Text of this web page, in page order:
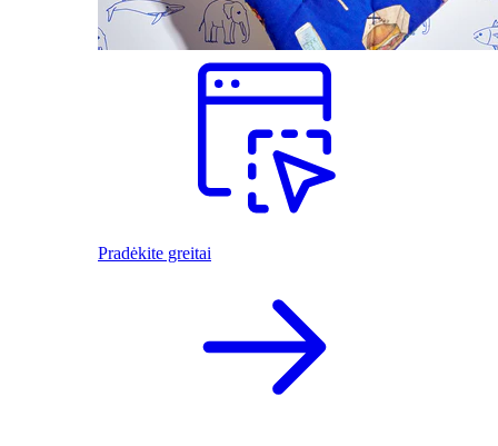
Pradėkite greitai